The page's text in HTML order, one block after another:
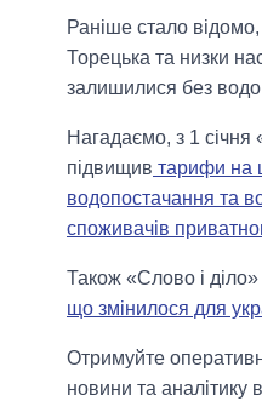
Раніше стало
Торецька та низки
залишилися без
Нагадаємо, з 1 січня
підвищив тарифи на
водопостачання та
споживачів
Також «Слово і
що змінилося для
Отримуйте
новини та аналітику